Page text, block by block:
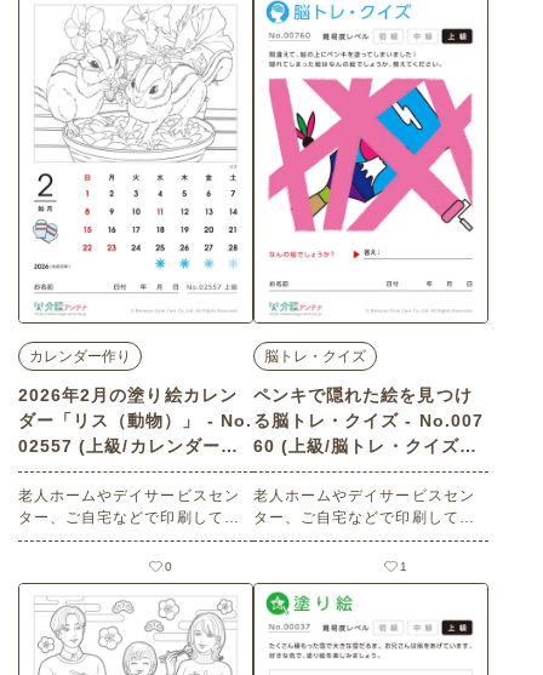
カレンダー作り
2026年2月の塗り絵カレン
ダー「リス（動物）」 - No.
02557 (上級/カレンダー作
りの介護レク素材)
老人ホームやデイサービスセン
ター、ご自宅などで印刷してお
使いいただける無料の高齢者向
け介護レク素材 2026年2月の塗
り絵カレンダー「リス（動
物）」（カレンダー作り・上
級）です。 関連キーワード：二
月・如月・February・２月・栗
鼠・小動物
0
脳トレ・クイズ
ペンキで隠れた絵を見つけ
る脳トレ・クイズ - No.007
60 (上級/脳トレ・クイズの
介護レク素材)
老人ホームやデイサービスセン
ター、ご自宅などで印刷してお
使いいただける無料の高齢者向
け介護レク素材（脳トレ・クイ
ズ・上級）です。
1